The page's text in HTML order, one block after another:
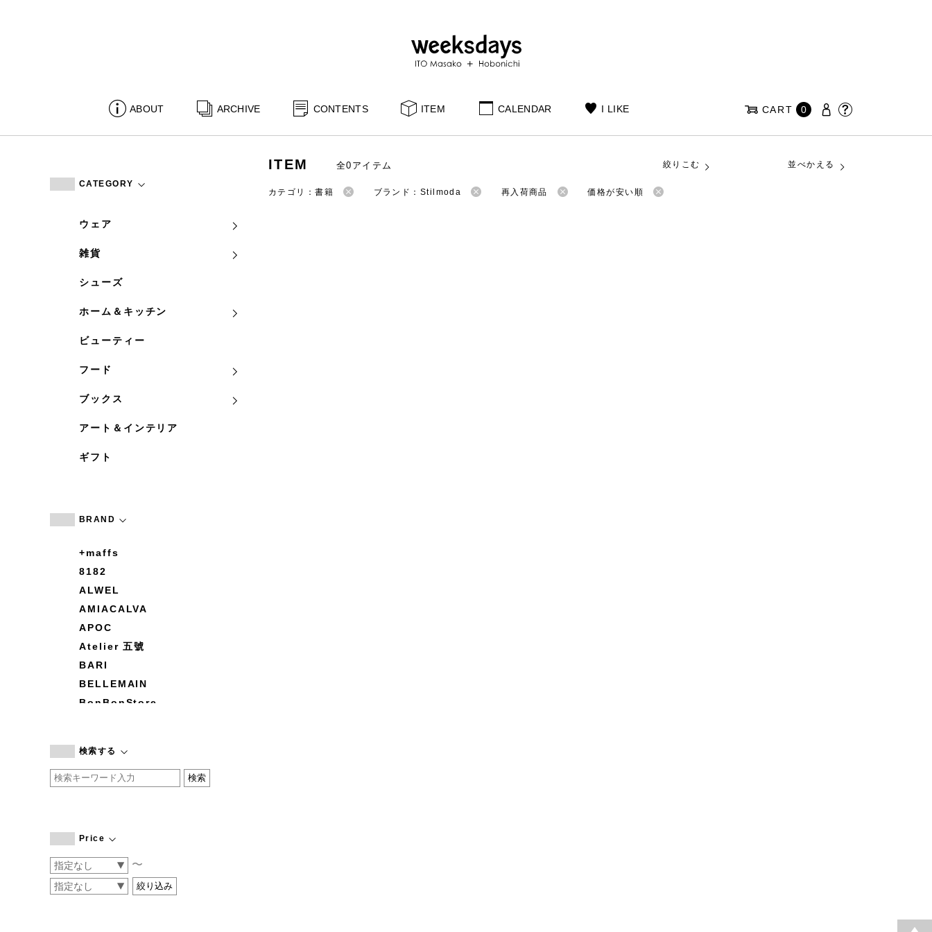
ABOUT ARCHIVE CONTENTS ITEM CALENDAR I LIKE CART 0
CATEGORY
ウェア
雑貨
シューズ
ホーム＆キッチン
ビューティー
フード
ブックス
アート＆インテリア
ギフト
BRAND
+maffs
8182
ALWEL
AMIACALVA
APOC
Atelier 五號
BARI
BELLEMAIN
BonBonStore
by basics
CATWORTH
COGTHEBIGSMOKE
CONVERSE
DEAN & DELUCA
検索する
Price
〜
ITEM 全0アイテム 絞りこむ 並べかえる
カテゴリ：書籍 ブランド：Stilmoda 再入荷商品 価格が安い順